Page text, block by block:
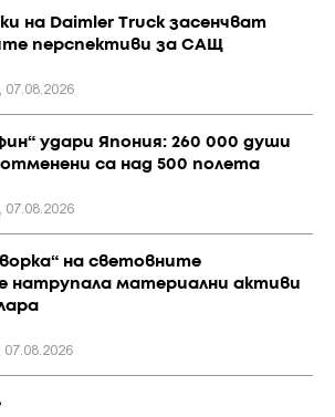
на Daimler Truck засенчват
перспективи за САЩ
07.08.2026
удари Япония: 260 000 души
са над 500 полета
07.08.2026
на световните
натрупала материални активи
07.08.2026